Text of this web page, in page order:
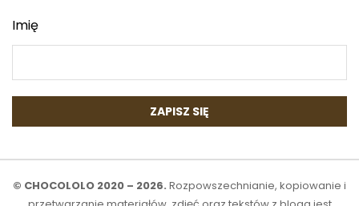
Imię
© CHOCOLOLO 2020 – 2026. Rozpowszechnianie, kopiowanie i